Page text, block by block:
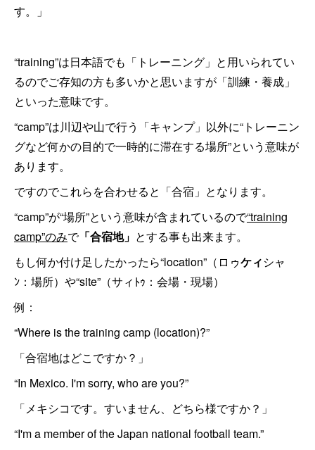
す。」
“training”は日本語でも「トレーニング」と用いられてい
るのでご存知の方も多いかと思いますが「訓練・養成」
といった意味です。
“camp”は川辺や山で行う「キャンプ」以外に“トレーニン
グなど何かの目的で一時的に滞在する場所”という意味が
あります。
ですのでこれらを合わせると「合宿」となります。
“camp”が“場所”という意味が含まれているので“training
camp”のみで「合宿地」 とする事も出来ます。
もし何か付け足したかったら“location”（ロゥケィシャ
ﾝ：場所）や“site”（サィﾄｩ：会場・現場）
例：
“Where is the training camp (location)?”
「合宿地はどこですか？」
“In Mexico. I'm sorry, who are you?”
「メキシコです。すいません、どちら様ですか？」
“I'm a member of the Japan national football team.”